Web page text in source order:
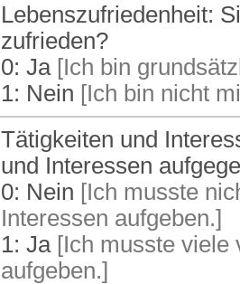
Lebenszufriedenheit:
zufrieden?
0: Ja[Ich bin
1: Nein [Ich bin nicht
Tätigkeiten und
und Interessen
0: Nein [Ich musste
Interessen aufgeben.]
1: Ja[Ich musste viele
aufgeben.]